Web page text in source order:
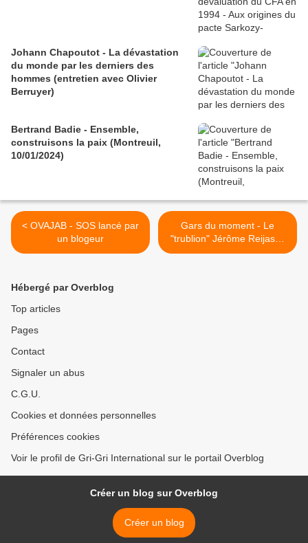
Johann Chapoutot - La dévastation
du monde par les derniers des
hommes (entretien avec Olivier
Berruyer)
Bertrand Badie - Ensemble,
construisons la paix (Montreuil,
10/01/2024)
< OVAJAB - SOS lancé par
un blogeur
Gars du moment - Le
"trublion" Jérôme Reijasse
à 13H ce dimanche sur I
Hébergé par Overblog
Top articles
Pages
Contact
Signaler un abus
C.G.U.
Cookies et données personnelles
Préférences cookies
Voir le profil de Gri-Gri International sur le portail Overblog
Créer un blog sur Overblog
Créer un blog